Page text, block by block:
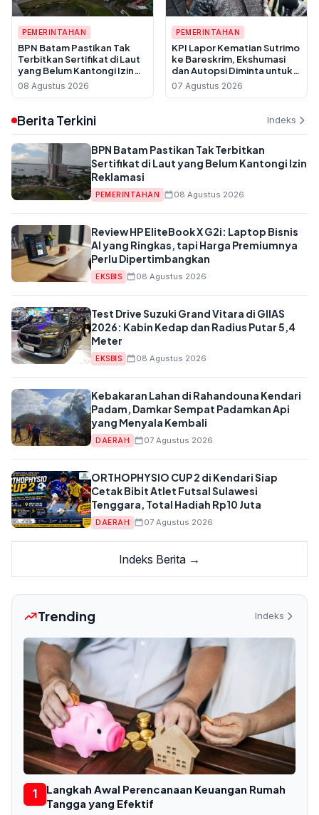
PEMERINTAHAN
BPN Batam Pastikan Tak
Terbitkan Sertifikat di Laut
yang Belum Kantongi Izin
Reklamasi
08 Agustus 2026
PEMERINTAHAN
KPI Lapor Kematian Sutrimo
ke Bareskrim, Ekshumasi
dan Autopsi Diminta untuk
Usut Dugaan Pembunuhan
07 Agustus 2026
Berita Terkini Indeks
BPN Batam Pastikan Tak Terbitkan
Sertifikat di Laut yang Belum Kantongi Izin
Reklamasi
PEMERINTAHAN 08 Agustus 2026
Review HP EliteBook X G2i: Laptop Bisnis
AI yang Ringkas, tapi Harga Premiumnya
Perlu Dipertimbangkan
EKSBIS 08 Agustus 2026
Test Drive Suzuki Grand Vitara di GIIAS
2026: Kabin Kedap dan Radius Putar 5,4
Meter
EKSBIS 08 Agustus 2026
Kebakaran Lahan di Rahandouna Kendari
Padam, Damkar Sempat Padamkan Api
yang Menyala Kembali
DAERAH 07 Agustus 2026
ORTHOPHYSIO CUP 2 di Kendari Siap
Cetak Bibit Atlet Futsal Sulawesi
Tenggara, Total Hadiah Rp10 Juta
DAERAH 07 Agustus 2026
Indeks Berita →
Trending Indeks
1
Langkah Awal Perencanaan Keuangan Rumah
Tangga yang Efektif